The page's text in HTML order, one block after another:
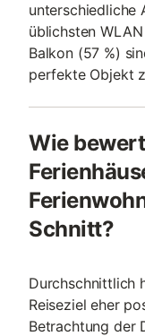
unterschiedliche
üblichsten
Balkon (57 %)
perfekte Objekt
Wie
Schnitt?
Durchschnittlich
Reiseziel eher
Betrachtung der